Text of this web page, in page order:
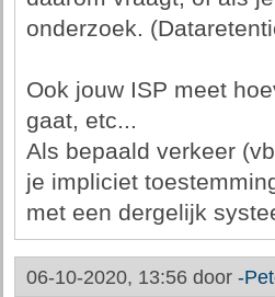
onderzoek.
Ook jouw ISP meet
gaat, etc...
Als bepaald verkeer
je impliciet
met een dergelijk
06-10-2020, 13:56 door -